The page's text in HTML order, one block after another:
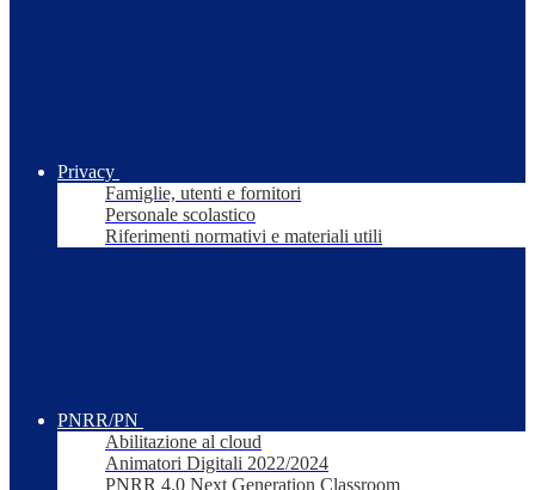
Privacy
Famiglie, utenti e fornitori
Personale scolastico
Riferimenti normativi e materiali utili
PNRR/PN
Abilitazione al cloud
Animatori Digitali 2022/2024
PNRR 4.0 Next Generation Classroom